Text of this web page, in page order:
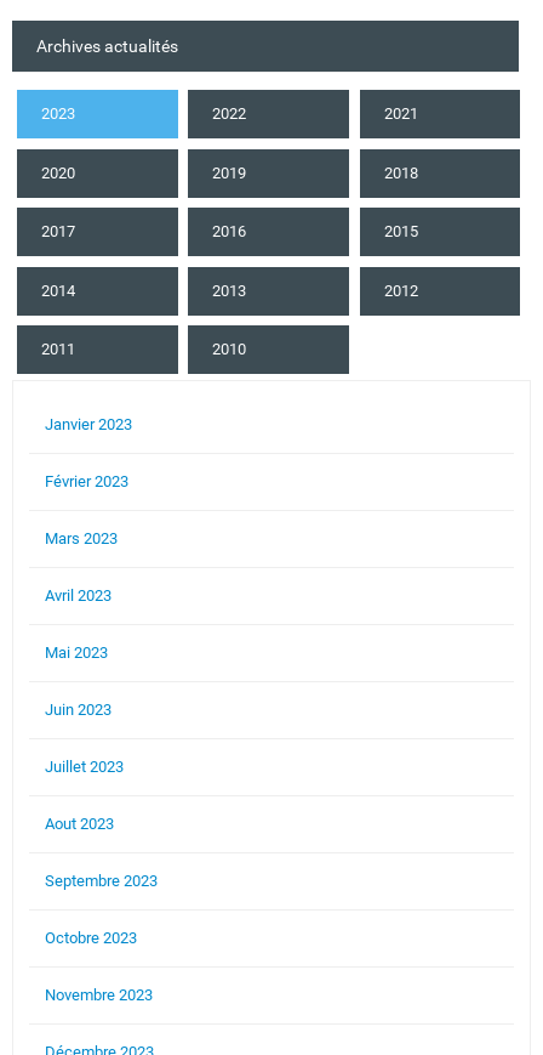
Archives actualités
2023 2022 2021
2020 2019 2018
2017 2016 2015
2014 2013 2012
2011 2010
Janvier 2023
Février 2023
Mars 2023
Avril 2023
Mai 2023
Juin 2023
Juillet 2023
Aout 2023
Septembre 2023
Octobre 2023
Novembre 2023